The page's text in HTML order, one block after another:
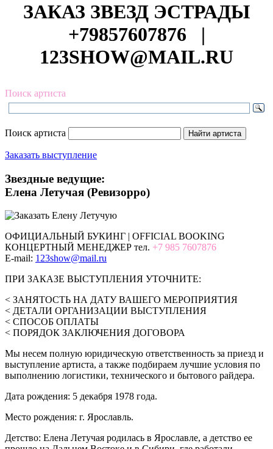
ЗАКАЗ ЗВЕЗД ЭСТРАДЫ
+79857607876
|
123SHOW@MAIL.RU
Поиск артиста
Поиск артиста
Заказать выступление
Звездные ведущие:
Елена Летучая (Ревизорро)
ОФИЦИАЛЬНЫЙ БУКИНГ | OFFICIAL BOOKING
КОНЦЕРТНЫЙ МЕНЕДЖЕР тел. +7 985 7607876
E-mail: 123show@mail.ru
ПРИ ЗАКАЗЕ ВЫСТУПЛЕНИЯ УТОЧНИТЕ:
< ЗАНЯТОСТЬ НА ДАТУ ВАШЕГО МЕРОПРИЯТИЯ
< ДЕТАЛИ ОРГАНИЗАЦИИ ВЫСТУПЛЕНИЯ
< СПОСОБ ОПЛАТЫ
< ПОРЯДОК ЗАКЛЮЧЕНИЯ ДОГОВОРА
Мы несем полную юридическую ответственность за приезд и
выступление артиста, а также подбираем лучшие условия по
выполнению логистики, технического и бытового райдера.
Дата рождения: 5 декабря 1978 года.
Место рождения: г. Ярославль.
Детство: Елена Летучая родилась в Ярославле, а детство ее